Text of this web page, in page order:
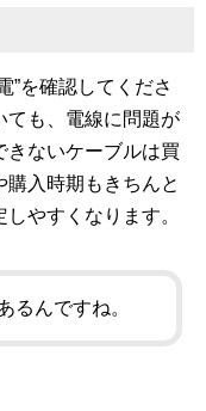
”を確認してくださ
ても、電線に問題が
きないケーブルは買
入時期もきちんと
やすくなります。
るんですね。